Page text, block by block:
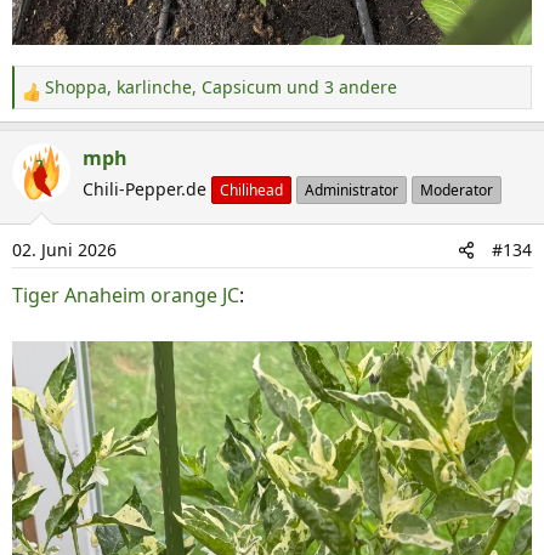
R
e
a
k
i
o
n
e
n
Shoppa, karlinche, Capsicum und 3 andere
mph
Chili-Pepper.de Chilihead Administrator Moderator
02. Juni 2026 #134
Tiger Anaheim orange JC: